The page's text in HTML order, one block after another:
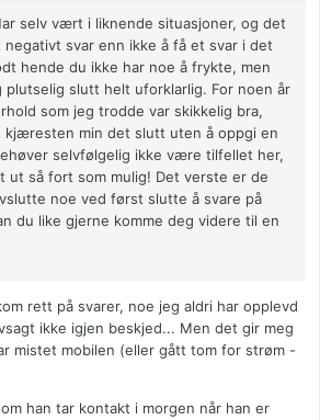
selv vært i liknende situasjoner, og det
svar enn ikke å få et svar i det
hende du ikke har noe å frykte, men
plutselig slutt helt uforklarlig. For noen år
som jeg trodde var skikkelig bra,
kjæresten min det slutt uten å oppgi en
selvfølgelig ikke være tilfellet her,
ut så fort som mulig! Det verste er de
noe ved først slutte å svare på
du like gjerne komme deg videre til en
rett på svarer, noe jeg aldri har opplevd
ikke igjen beskjed... Men det gir meg
mistet mobilen (eller gått tom for strøm -
han tar kontakt i morgen når han er